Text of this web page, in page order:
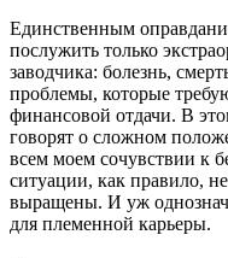
Единственным
послужить только
заводчика: болезнь,
проблемы, которые
финансовой отдачи. В
говорят о сложном
всем моем сочувствии к
ситуации, как правило,
выращены. И уж
для племенной карьеры.